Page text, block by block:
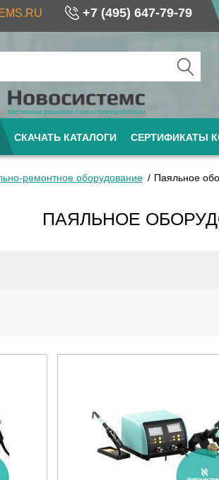
+7 (495) 647-79-79
СКАЧАТЬ КАТАЛОГИ СЕРТИФИКАТЫ
ремонтное оборудование Паяльное
ПАЯЛЬНОЕ